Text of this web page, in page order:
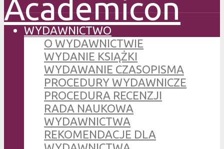
WYDAWNICTWO
O WYDAWNICTWIE
WYDANIE KSIĄŻKI
WYDAWANIE CZASOPISMA
PROCEDURY WYDAWNICZE
PROCEDURA RECENZJI
RADA NAUKOWA
WYDAWNICTWA
REKOMENDACJE DLA